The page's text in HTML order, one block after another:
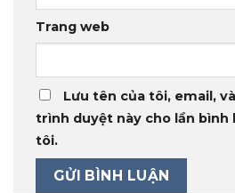
Trang web
Lưu tên của tôi, email,
trình duyệt này cho lần bình
tôi.